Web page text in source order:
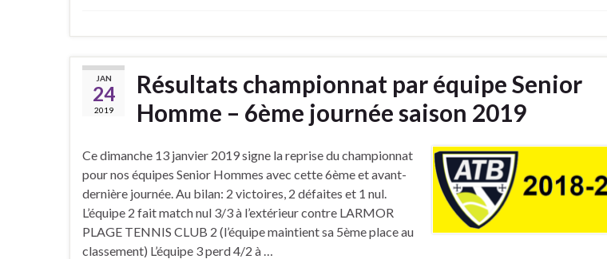
JAN
24
2019
Résultats championnat par équipe Senior
Homme – 6ème journée saison 2019
Ce dimanche 13 janvier 2019 signe la reprise du championnat
pour nos équipes Senior Hommes avec cette 6ème et avant-
dernière journée. Au bilan: 2 victoires, 2 défaites et 1 nul.
L’équipe 2 fait match nul 3/3 à l’extérieur contre LARMOR
PLAGE TENNIS CLUB 2 (l’équipe maintient sa 5ème place au
classement) L’équipe 3 perd 4/2 à …